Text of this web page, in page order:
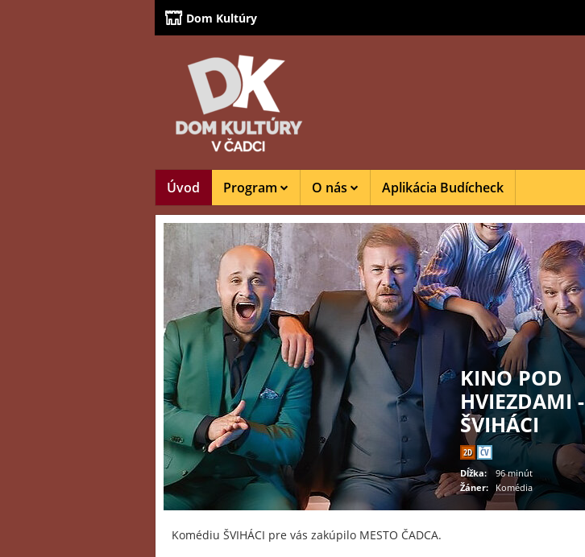
Dom Kultúry
Úvod Program O nás Aplikácia Budícheck
KINO POD
HVIEZDAMI -
ŠVIHÁCI
2D
ČV
Dĺžka:
96 minút
Žáner: Komédia
Komédiu ŠVIHÁCI pre vás zakúpilo MESTO ČADCA.